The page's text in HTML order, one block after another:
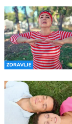
ZDRAVLJE